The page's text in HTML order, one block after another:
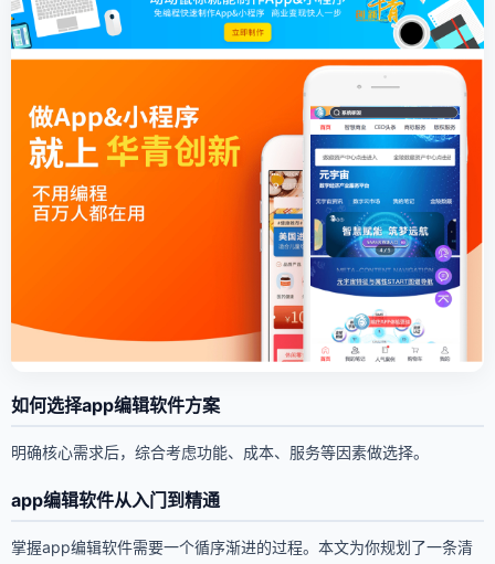
如何选择app编辑软件方案
明确核心需求后，综合考虑功能、成本、服务等因素做选择。
app编辑软件从入门到精通
掌握app编辑软件需要一个循序渐进的过程。本文为你规划了一条清